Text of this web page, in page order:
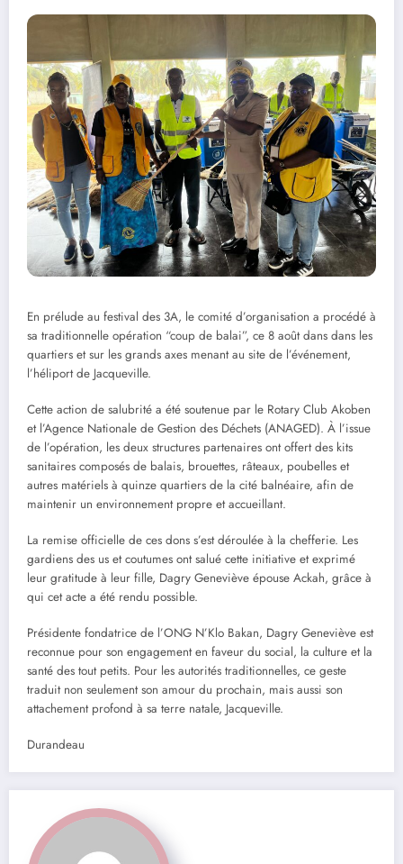
En prélude au festival des 3A, le comité d’organisation a procédé à
sa traditionnelle opération “coup de balai”, ce 8 août dans dans les
quartiers et sur les grands axes menant au site de l’événement,
l’héliport de Jacqueville.
Cette action de salubrité a été soutenue par le Rotary Club Akoben
et l’Agence Nationale de Gestion des Déchets (ANAGED). À l’issue
de l’opération, les deux structures partenaires ont offert des kits
sanitaires composés de balais, brouettes, râteaux, poubelles et
autres matériels à quinze quartiers de la cité balnéaire, afin de
maintenir un environnement propre et accueillant.
La remise officielle de ces dons s’est déroulée à la chefferie. Les
gardiens des us et coutumes ont salué cette initiative et exprimé
leur gratitude à leur fille, Dagry Geneviève épouse Ackah, grâce à
qui cet acte a été rendu possible.
Présidente fondatrice de l’ONG N’Klo Bakan, Dagry Geneviève est
reconnue pour son engagement en faveur du social, la culture et la
santé des tout petits. Pour les autorités traditionnelles, ce geste
traduit non seulement son amour du prochain, mais aussi son
attachement profond à sa terre natale, Jacqueville.
Durandeau